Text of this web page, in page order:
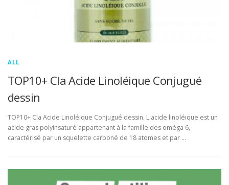
ALL
TOP10+ Cla Acide Linoléique Conjugué
dessin
TOP10+ Cla Acide Linoléique Conjugué dessin. L'acide linoléique est un
acide gras polyinsaturé appartenant à la famille des oméga 6,
caractérisé par un squelette carboné de 18 atomes et par …